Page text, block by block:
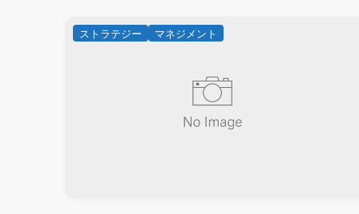
ストラテジー マネジメント